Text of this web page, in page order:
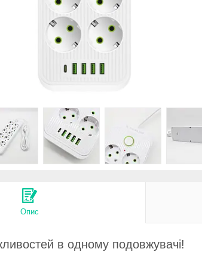
Опис
в одному подовжувачі!